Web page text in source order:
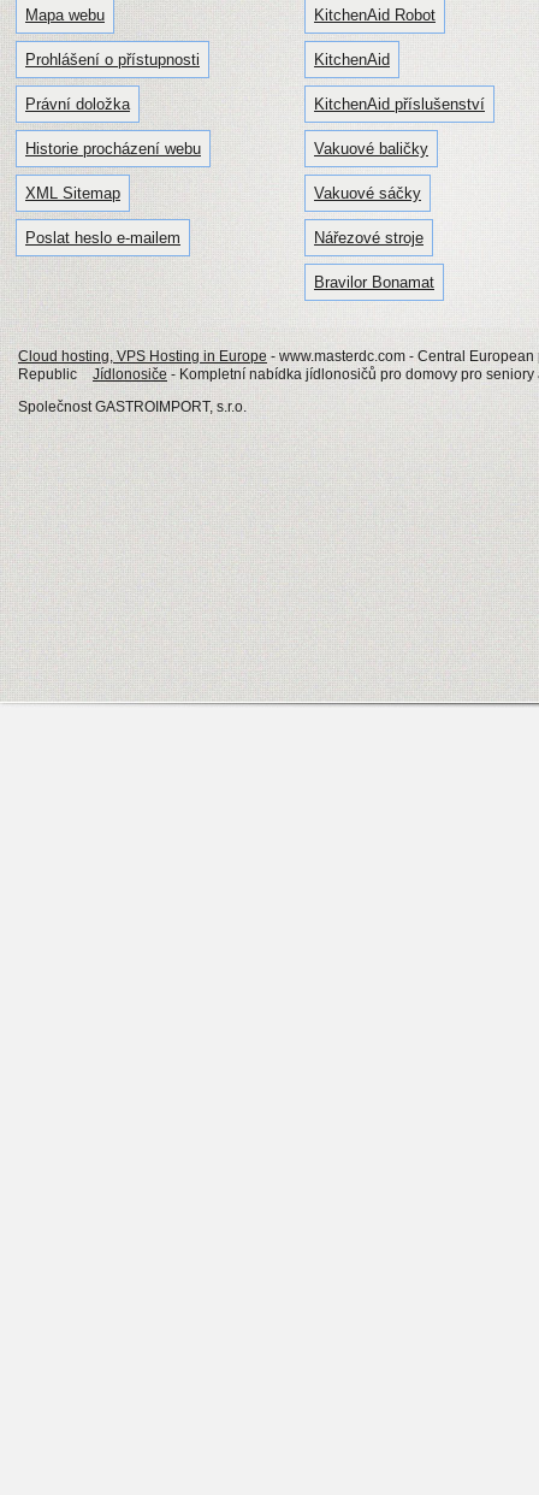
Mapa webu
Prohlášení o přístupnosti
Právní doložka
Historie procházení webu
XML Sitemap
Poslat heslo e-mailem
KitchenAid Robot
KitchenAid
KitchenAid příslušenství
Vakuové baličky
Vakuové sáčky
Nářezové stroje
Bravilor Bonamat
Cloud hosting, VPS Hosting in Europe - www.masterdc.com - Central
Republic
Jídlonosiče - Kompletní nabídka jídlonosičů pro domovy pro
Společnost GASTROIMPORT, s.r.o.